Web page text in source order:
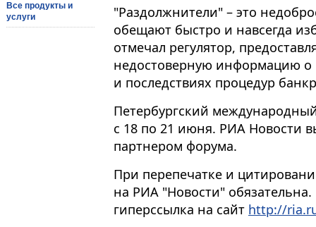
Все продукты и
услуги
"Раздолжнители" – это
обещают быстро и навсегда
отмечал регулятор,
недостоверную информацию о
и последствиях процедур
Петербургский
с 18 по 21 июня. РИА Новости
партнером форума.
При перепечатке и
на РИА "Новости"
гиперссылка на сайт http://